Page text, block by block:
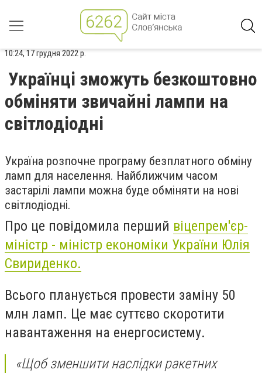
10:24, 17 грудня 2022 р.
Українці зможуть безкоштовно
обміняти звичайні лампи на
світлодіодні
Україна розпочне програму безплатного обміну
ламп для населення. Найближчим часом
застарілі лампи можна буде обміняти на нові
світлодіодні.
Про це повідомила перший віцепрем'єр-
міністр - міністр економіки України Юлія
Свириденко.
Всього планується провести заміну 50
млн ламп. Це має суттєво скоротити
навантаження на енергосистему.
«Щоб зменшити наслідки ракетних